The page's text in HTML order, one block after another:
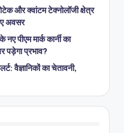
और क्वांटम टेक्नोलॉजी क्षेत्र
अवसर
पीएम मार्क कार्नी का
पड़ेगा प्रभाव?
वैज्ञानिकों का चेतावनी,